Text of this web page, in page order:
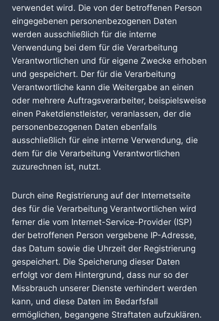
verwendet wird. Die von der betroffenen Person
eingegebenen personenbezogenen Daten
werden ausschließlich für die interne
Verwendung bei dem für die Verarbeitung
Verantwortlichen und für eigene Zwecke erhoben
und gespeichert. Der für die Verarbeitung
Verantwortliche kann die Weitergabe an einen
oder mehrere Auftragsverarbeiter, beispielsweise
einen Paketdienstleister, veranlassen, der die
personenbezogenen Daten ebenfalls
ausschließlich für eine interne Verwendung, die
dem für die Verarbeitung Verantwortlichen
zuzurechnen ist, nutzt.
Durch eine Registrierung auf der Internetseite
des für die Verarbeitung Verantwortlichen wird
ferner die vom Internet-Service-Provider (ISP)
der betroffenen Person vergebene IP-Adresse,
das Datum sowie die Uhrzeit der Registrierung
gespeichert. Die Speicherung dieser Daten
erfolgt vor dem Hintergrund, dass nur so der
Missbrauch unserer Dienste verhindert werden
kann, und diese Daten im Bedarfsfall
ermöglichen, begangene Straftaten aufzuklären.